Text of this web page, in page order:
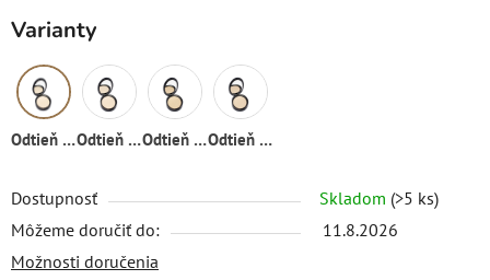
Varianty
Odtieň 02 Odtieň 01 Odtieň 03 Odtieň 04
Dostupnosť Skladom (>5 ks)
Môžeme doručiť do:
11.8.2026
Možnosti doručenia